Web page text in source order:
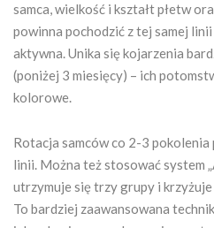
samca, wielkość i kształt płetw
powinna pochodzić z tej samej
aktywna. Unika się kojarzenia
(poniżej 3 miesięcy) – ich
kolorowe.
Rotacja samców co 2-3
linii. Można też stosować system
utrzymuje się trzy grupy i
To bardziej zaawansowana